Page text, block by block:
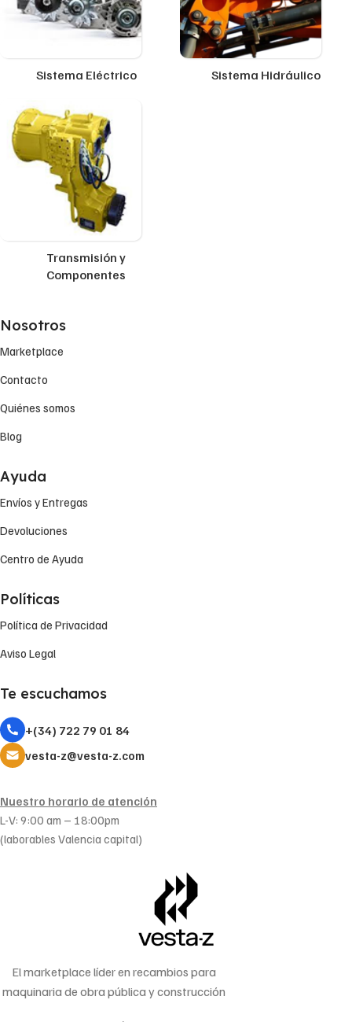
Sistema Eléctrico Sistema Hidráulico
Transmisión y
Componentes
Nosotros
Marketplace
Contacto
Quiénes somos
Blog
Ayuda
Envíos y Entregas
Devoluciones
Centro de Ayuda
Políticas
Política de Privacidad
Aviso Legal
Te escuchamos
+(34) 722 79 01 84
vesta-z@vesta-z.com
Nuestro horario de atención
L-V: 9:00 am – 18:00pm
(laborables Valencia capital)
El marketplace líder en recambios para
maquinaria de obra pública y construcción